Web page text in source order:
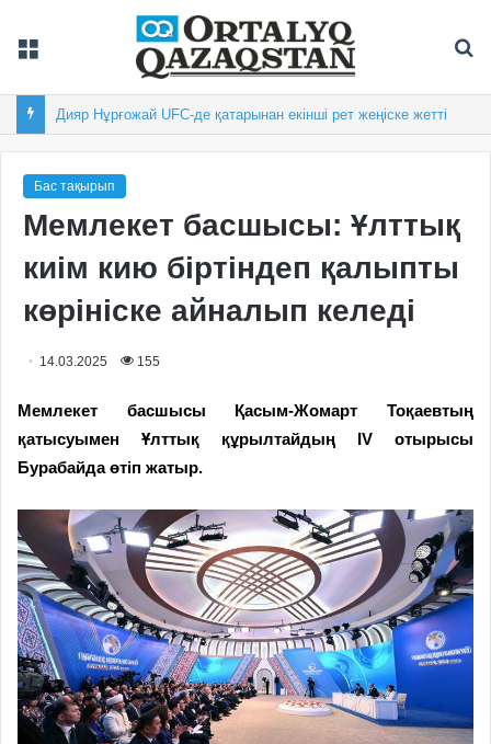
Дияр Нұрғожай UFC-де қатарынан екінші рет жеңіске жетті
Бас тақырып
Мемлекет басшысы: Ұлттық
киім кию біртіндеп қалыпты
көрініске айналып келеді
14.03.2025 155
Мемлекет басшысы Қасым-Жомарт Тоқаевтың
қатысуымен Ұлттық құрылтайдың IV отырысы
Бурабайда өтіп жатыр.